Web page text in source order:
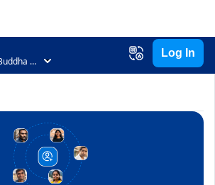
Noida, Gautam Buddha Nagar, Uttar Pradesh
Log In